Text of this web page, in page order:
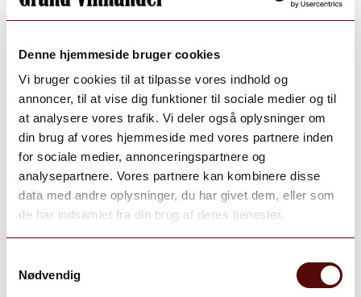
Denne hjemmeside bruger cookies
Vi bruger cookies til at tilpasse vores indhold og
annoncer, til at vise dig funktioner til sociale medier og til
at analysere vores trafik. Vi deler også oplysninger om
din brug af vores hjemmeside med vores partnere inden
for sociale medier, annonceringspartnere og
analysepartnere. Vores partnere kan kombinere disse
data med andre oplysninger, du har givet dem, eller som
de har indsamlet fra din brug af deres tjenester.
Nødvendig
Aug 7
Open post by grand_vinhandel with ID
18105545093331876